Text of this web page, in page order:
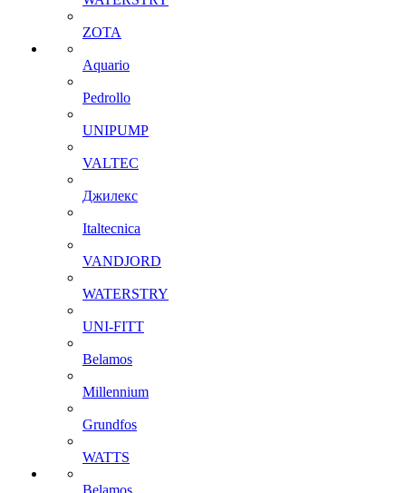
ZOTA
Aquario
Pedrollo
UNIPUMP
VALTEC
Джилекс
Italtecnica
VANDJORD
WATERSTRY
UNI-FITT
Belamos
Millennium
Grundfos
WATTS
Belamos